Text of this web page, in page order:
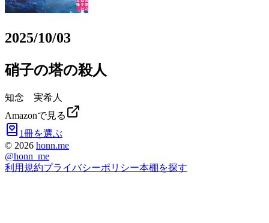
2025/10/03
硝子の塔の殺人
知念 実希人
Amazonで見る
1冊を選ぶ
© 2026 honn.me
@honn_me
利用規約プライバシーポリシー本棚を探す